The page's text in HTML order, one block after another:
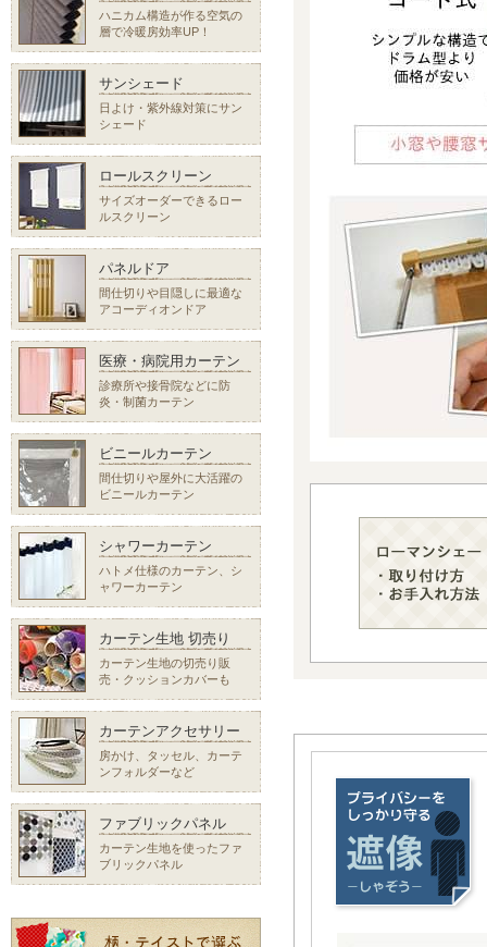
ハニカム構造が作る空気の
層で冷暖房効率UP！
サンシェード
日よけ・紫外線対策にサン
シェード
ロールスクリーン
サイズオーダーできるロー
ルスクリーン
パネルドア
間仕切りや目隠しに最適な
アコーディオンドア
医療・病院用カーテン
診療所や接骨院などに防
炎・制菌カーテン
ビニールカーテン
間仕切りや屋外に大活躍の
ビニールカーテン
シャワーカーテン
ハトメ仕様のカーテン、シ
ャワーカーテン
カーテン生地 切売り
カーテン生地の切売り販
売・クッションカバーも
カーテンアクセサリー
房かけ、タッセル、カーテ
ンフォルダーなど
ファブリックパネル
カーテン生地を使ったファ
ブリックパネル